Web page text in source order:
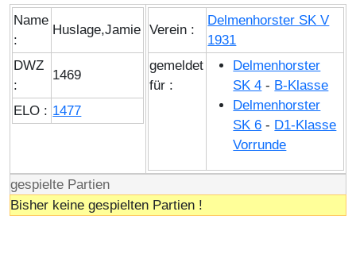
Name
:
Huslage,Jamie
DWZ
:
1469
ELO : 1477
Verein :
Delmenhorster SK V
1931
gemeldet
für :
Delmenhorster
SK 4 - B-Klasse
Delmenhorster
SK 6 - D1-Klasse
Vorrunde
gespielte Partien
Bisher keine gespielten Partien !